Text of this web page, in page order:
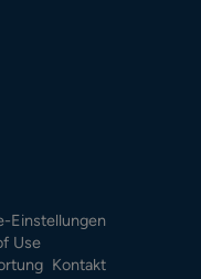
Einstellungen
Use
Kontakt